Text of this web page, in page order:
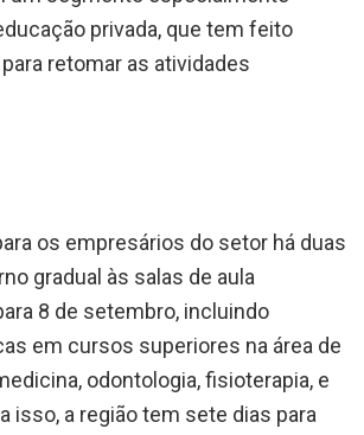
retomar as atividades
os empresários do setor há duas
gradual às salas de aula
8 de setembro, incluindo
em cursos superiores na área de
odontologia, fisioterapia, e
isso, a região tem sete dias para
no amarelo.